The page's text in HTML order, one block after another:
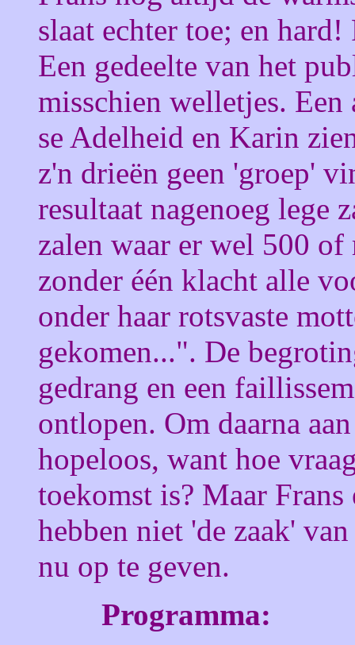
slaat echter toe; en
Een gedeelte van het
misschien welletjes.
se Adelheid en Karin
z'n drieën geen 'groep'
resultaat nagenoeg lege
zalen waar er wel 500
zonder één klacht alle
onder haar rotsvaste
gekomen...". De
gedrang en een
ontlopen. Om daarna
hopeloos, want hoe
toekomst is? Maar
hebben niet 'de zaak'
nu op te geven.
Programma: